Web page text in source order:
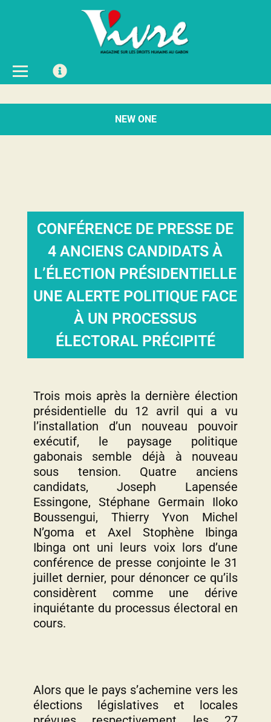
NEW ONE
CONFÉRENCE DE PRESSE DE
4 ANCIENS CANDIDATS À
L’ÉLECTION PRÉSIDENTIELLE
UNE ALERTE POLITIQUE FACE
À UN PROCESSUS
ÉLECTORAL PRÉCIPITÉ
Trois mois après la dernière élection
présidentielle du 12 avril qui a vu
l’installation d’un nouveau pouvoir
exécutif, le paysage politique
gabonais semble déjà à nouveau
sous tension. Quatre anciens
candidats, Joseph Lapensée
Essingone, Stéphane Germain Iloko
Boussengui, Thierry Yvon Michel
N’goma et Axel Stophène Ibinga
Ibinga ont uni leurs voix lors d’une
conférence de presse conjointe le 31
juillet dernier, pour dénoncer ce qu’ils
considèrent comme une dérive
inquiétante du processus électoral en
cours.
Alors que le pays s’achemine vers les
élections législatives et locales